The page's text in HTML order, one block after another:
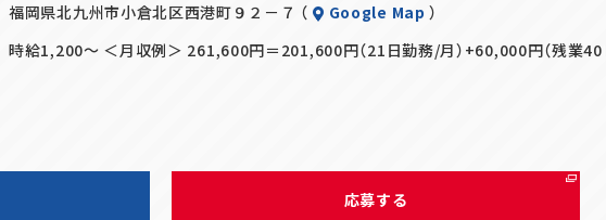
福岡県北九州市小倉北区西港町９２－７ （ Google Map ）
時給1,200～ ＜月収例＞ 261,600円＝201,600円（21日勤務/月）+60,000円（残業40
応募する